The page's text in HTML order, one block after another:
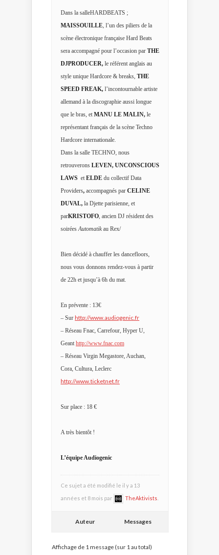
Dans la salleHARDBEATS ;
MAISSOUILLE , l’un des piliers de la
scène électronique française Hard Beats
sera accompagné pour l’occasion par THE
DJPRODUCER, le référent anglais au
style unique Hardcore & breaks, THE
SPEED FREAK, l’incontournable artiste
allemand à la discographie aussi longue
que le bras, et MANU LE MALIN, le
représentant français de la scène Techno
Hardcore internationale.
Dans la salle TECHNO , nous
retrouverons LEVEN, UNCONSCIOUS
LAWS et ELDE du collectif Data
Providers, accompagnés par CELINE
DUVAL, la Djette parisienne, et
parKRISTOFO ancien DJ résident des
soirées Automatikau Rex/
Bien décidé à chauffer les dancefloors,
nous vous donnons rendez-vous à partir
de 22h et jusqu’à 6h du mat.
En prévente : 13€
– Sur http://www.audiogenic.fr
– Réseau Fnac, Carrefour, Hyper U,
Geant http://www.fnac.com
– Réseau Virgin Megastore, Auchan,
Cora, Cultura, Leclerc
http://www.ticketnet.fr
Sur place : 18 €
A très bientôt !
L’équipe Audiogenic
Ce sujet a été modifié le il y a 13
années et 8 mois par
TheAktivists
Auteur Messages
Affichage de 1 message (sur 1 au total)